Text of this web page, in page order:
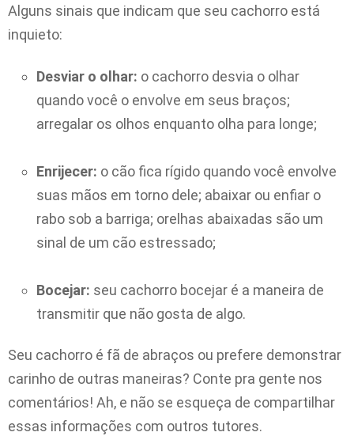
Alguns sinais que indicam que seu cachorro está
inquieto:
Desviar o olhar: o cachorro desvia o olhar
quando você o envolve em seus braços;
arregalar os olhos enquanto olha para longe;
Enrijecer: o cão fica rígido quando você envolve
suas mãos em torno dele; abaixar ou enfiar o
rabo sob a barriga; orelhas abaixadas são um
sinal de um cão estressado;
Bocejar: seu cachorro bocejar é a maneira de
transmitir que não gosta de algo.
Seu cachorro é fã de abraços ou prefere demonstrar
carinho de outras maneiras? Conte pra gente nos
comentários! Ah, e não se esqueça de compartilhar
essas informações com outros tutores.